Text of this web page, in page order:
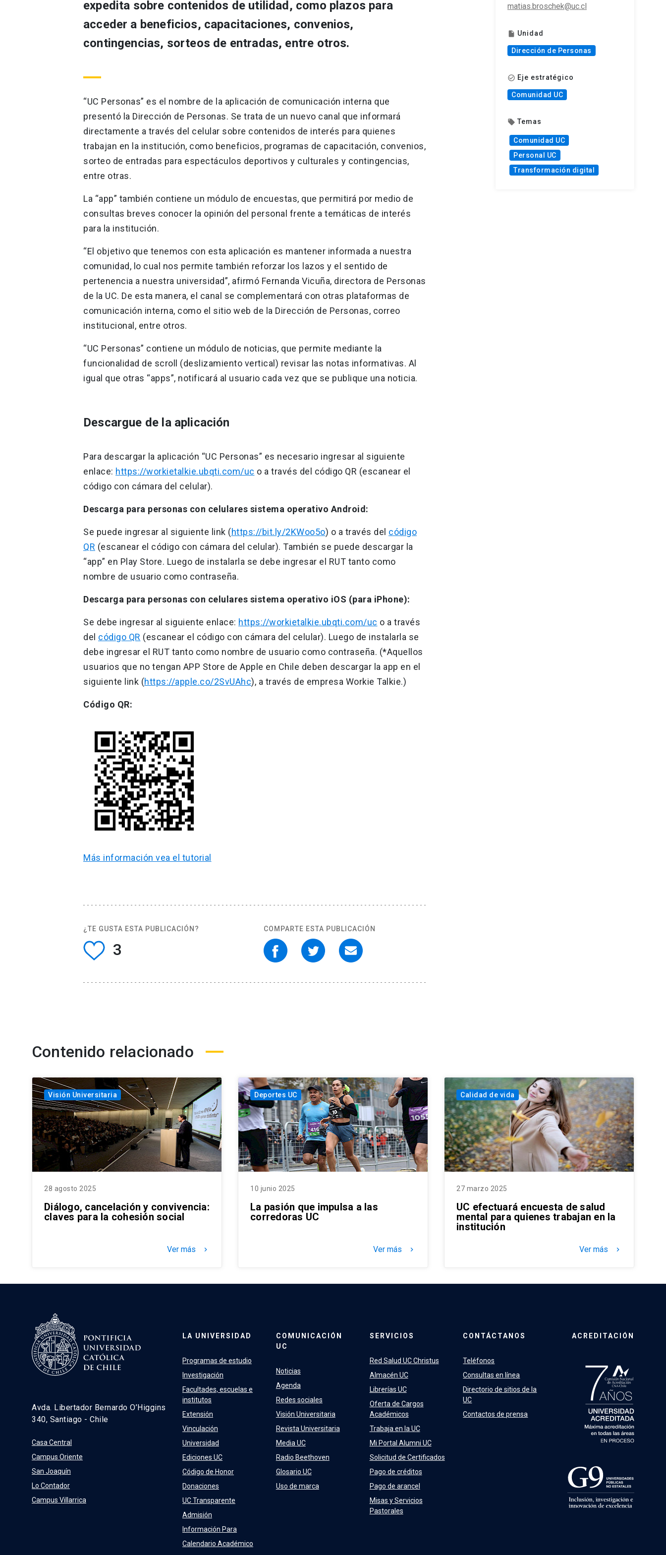
expedita sobre contenidos de utilidad, como plazos para
acceder a beneficios, capacitaciones, convenios,
contingencias, sorteos de entradas, entre otros.
“UC Personas” es el nombre de la aplicación de comunicación interna que
presentó la Dirección de Personas. Se trata de un nuevo canal que informará
directamente a través del celular sobre contenidos de interés para quienes
trabajan en la institución, como beneficios, programas de capacitación, convenios,
sorteo de entradas para espectáculos deportivos y culturales y contingencias,
entre otras.
La “app” también contiene un módulo de encuestas, que permitirá por medio de
consultas breves conocer la opinión del personal frente a temáticas de interés
para la institución.
“El objetivo que tenemos con esta aplicación es mantener informada a nuestra
comunidad, lo cual nos permite también reforzar los lazos y el sentido de
pertenencia a nuestra universidad”, afirmó Fernanda Vicuña, directora de Personas
de la UC. De esta manera, el canal se complementará con otras plataformas de
comunicación interna, como el sitio web de la Dirección de Personas, correo
institucional, entre otros.
“UC Personas” contiene un módulo de noticias, que permite mediante la
funcionalidad de scroll (deslizamiento vertical) revisar las notas informativas. Al
igual que otras “apps”, notificará al usuario cada vez que se publique una noticia.
Descargue de la aplicación
Para descargar la aplicación “UC Personas” es necesario ingresar al siguiente
enlace: https://workietalkie.ubqti.com/uc o a través del código QR (escanear el
código con cámara del celular).
Descarga para personas con celulares sistema operativo Android:
Se puede ingresar al siguiente link (https://bit.ly/2KWoo5o) o a través del código
QR (escanear el código con cámara del celular). También se puede descargar la
“app” en Play Store. Luego de instalarla se debe ingresar el RUT tanto como
nombre de usuario como contraseña.
Descarga para personas con celulares sistema operativo iOS (para iPhone):
Se debe ingresar al siguiente enlace: https://workietalkie.ubqti.com/uc o a través
del código QR (escanear el código con cámara del celular). Luego de instalarla se
debe ingresar el RUT tanto como nombre de usuario como contraseña. (*Aquellos
usuarios que no tengan APP Store de Apple en Chile deben descargar la app en el
siguiente link (https://apple.co/2SvUAhc), a través de empresa Workie Talkie.)
Código QR:
Más información vea el tutorial
¿TE GUSTA ESTA PUBLICACIÓN?
3
COMPARTE ESTA PUBLICACIÓN
matias.broschek@uc.cl
insert_drive_file Unidad
Dirección de Personas
check_circle_outline Eje estratégico
Comunidad UC
local_offer Temas
Comunidad UC
Personal UC
Transformación digital
Contenido relacionado
Visión Universitaria
28 agosto 2025
Diálogo, cancelación y convivencia:
claves para la cohesión social
Ver más keyboard_arrow_right
Deportes UC
10 junio 2025
La pasión que impulsa a las
corredoras UC
Ver más keyboard_arrow_right
Calidad de vida
27 marzo 2025
UC efectuará encuesta de salud
mental para quienes trabajan en la
institución
Ver más keyboard_arrow_right
Avda. Libertador Bernardo O’Higgins
340, Santiago - Chile
Casa Central
Campus Oriente
San Joaquín
Lo Contador
Campus Villarrica
LA UNIVERSIDAD
Programas de estudio
Investigación
Facultades, escuelas e
institutos
Extensión
Vinculación
Universidad
Ediciones UC
Código de Honor
Donaciones
UC Transparente
Admisión
Información Para
Calendario Académico
COMUNICACIÓN
UC
Noticias
Agenda
Redes sociales
Visión Universitaria
Revista Universitaria
Media UC
Radio Beethoven
Glosario UC
Uso de marca
SERVICIOS
Red Salud UC Christus
Almacén UC
Librerías UC
Oferta de Cargos
Académicos
Trabaja en la UC
Mi Portal Alumni UC
Solicitud de Certificados
Pago de créditos
Pago de arancel
Misas y Servicios
Pastorales
CONTÁCTANOS
Teléfonos
Consultas en línea
Directorio de sitios de la
UC
Contactos de prensa
ACREDITACIÓN